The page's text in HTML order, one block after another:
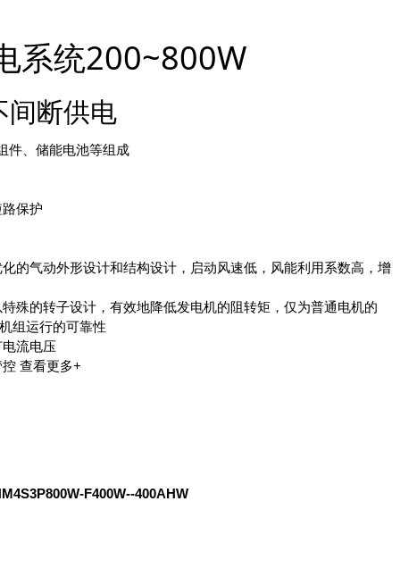
系统200~800W
间断供电
件、储能电池等组成
保护
的气动外形设计和结构设计，启动风速低，风能利用系数高，增
殊的转子设计，有效地降低发电机的阻转矩，仅为普通电机的
组运行的可靠性
流电压
控 查看更多+
F400W--400AHW